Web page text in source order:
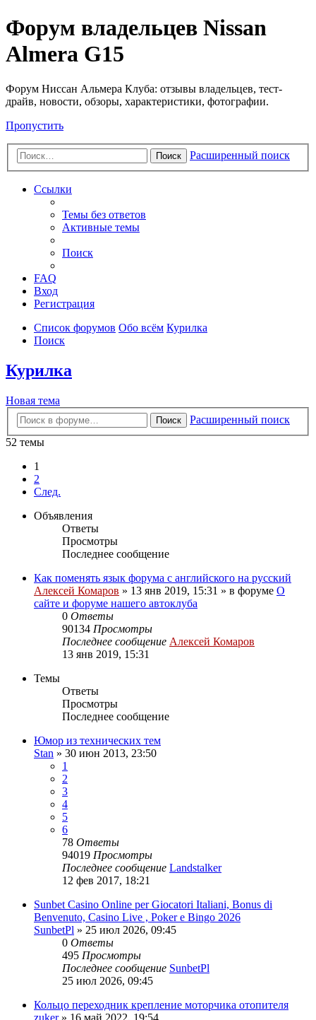
Форум владельцев Nissan
Almera G15
Форум Ниссан Альмера Клуба: отзывы владельцев, тест-
драйв, новости, обзоры, характеристики, фотографии.
Пропустить
Поиск Расширенный поиск
Ссылки
Темы без ответов
Активные темы
Поиск
FAQ
Вход
Регистрация
Список форумов Обо всём Курилка
Поиск
Курилка
Новая тема
Поиск
Расширенный поиск
52 темы
1
2
След.
Объявления
Ответы
Просмотры
Последнее сообщение
Как поменять язык форума с английского на русский
Алексей Комаров » 13 янв 2019, 15:31 » в форуме О
сайте и форуме нашего автоклуба
0 Ответы
90134 Просмотры
Последнее сообщение Алексей Комаров
13 янв 2019, 15:31
Темы
Ответы
Просмотры
Последнее сообщение
Юмор из технических тем
Stan » 30 июн 2013, 23:50
1
2
3
4
5
6
78 Ответы
94019 Просмотры
Последнее сообщение Landstalker
12 фев 2017, 18:21
Sunbet Casino Online per Giocatori Italiani, Bonus di
Benvenuto, Casino Live , Poker e Bingo 2026
SunbetPl » 25 июл 2026, 09:45
0 Ответы
495 Просмотры
Последнее сообщение SunbetPl
25 июл 2026, 09:45
Кольцо переходник крепление моторчика отопителя
zuker» 16 май 2022, 19:54